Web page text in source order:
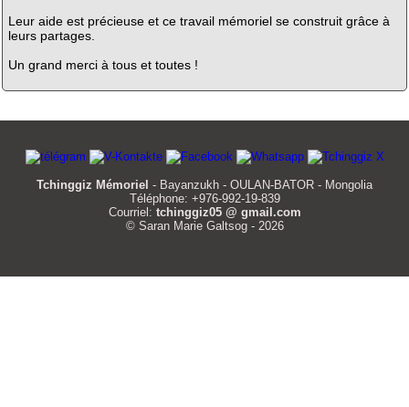
Leur aide est précieuse et ce travail mémoriel se construit grâce à
leurs partages.
Un grand merci à tous et toutes !
Tchinggiz Mémoriel - Bayanzukh - OULAN-BATOR - Mongolia
Téléphone: +976-992-19-839
Courriel: tchinggiz05 @ gmail.com
© Saran Marie Galtsog - 2026